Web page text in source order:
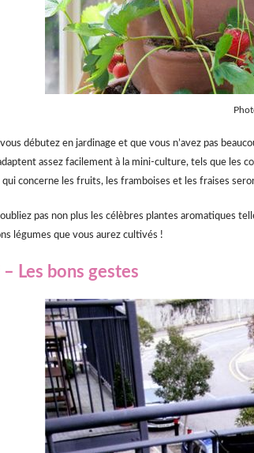
débutez en jardinage et que vous n’avez pas
assez facilement à la mini-culture, tels que les
qui concerne les fruits, les framboises et les fraises
pas non plus les célèbres plantes aromatiques
légumes que vous aurez cultivés !
– Les bons gestes